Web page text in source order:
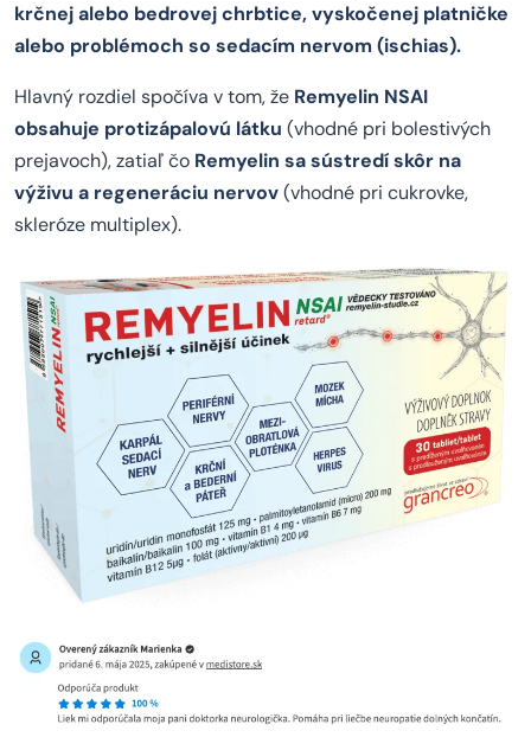
krčnej alebo bedrovej chrbtice, vyskočenej platničke
alebo problémoch so sedacím nervom (ischias).
Hlavný rozdiel spočíva v tom, že Remyelin NSAI
obsahuje protizápalovú látku (vhodné pri bolestivých
prejavoch), zatiaľ čo Remyelin sa sústredí skôr na
výživu a regeneráciu nervov(vhodné pri cukrovke,
skleróze multiplex).